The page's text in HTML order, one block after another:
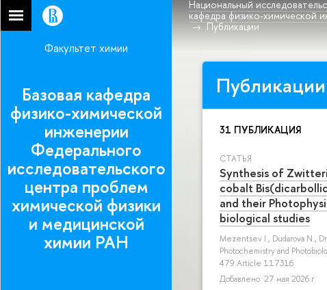
Национальный
кафедра физико-химической
Публикации
Факультет химии
Базовая кафедра
физико-химической
инженерии
Федерального
исследовательского
центра проблем
химической физики
и медицинской
химии РАН
Публикации
31 ПУБЛИКАЦИЯ
СТАТЬЯ
Synthesis of
cobalt
and their
biological studies
Mezentsev I., Dudarova N.,
Photochemistry and
479 Article 117316
Добавлено: 27 мая 2026 г.